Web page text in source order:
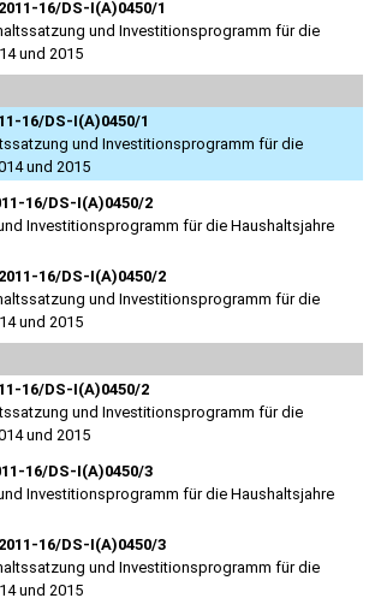
2011-16/DS-I(A)0450/1
und Investitionsprogramm für die
und 2015
16/DS-I(A)0450/1
und Investitionsprogramm für die
und 2015
16/DS-I(A)0450/2
Investitionsprogramm für die Haushaltsjahre
2011-16/DS-I(A)0450/2
und Investitionsprogramm für die
und 2015
16/DS-I(A)0450/2
und Investitionsprogramm für die
und 2015
16/DS-I(A)0450/3
Investitionsprogramm für die Haushaltsjahre
2011-16/DS-I(A)0450/3
und Investitionsprogramm für die
und 2015